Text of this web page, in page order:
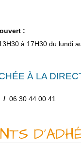
:
à 17H30 du lundi
À LA
/ 06 30 44 00 41